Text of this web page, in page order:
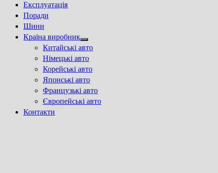
Експлуатація
Поради
Шини
Країна виробник
Show
sub
menu
Китайські авто
Німецькі авто
Корейські авто
Японські авто
Французькі авто
Європейські авто
Контакти